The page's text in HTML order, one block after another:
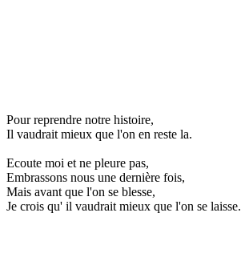
Pour reprendre notre histoire,
Il vaudrait mieux que l'on en reste la.
Ecoute moi et ne pleure pas,
Embrassons nous une dernière fois,
Mais avant que l'on se blesse,
Je crois qu' il vaudrait mieux que l'on se laisse.